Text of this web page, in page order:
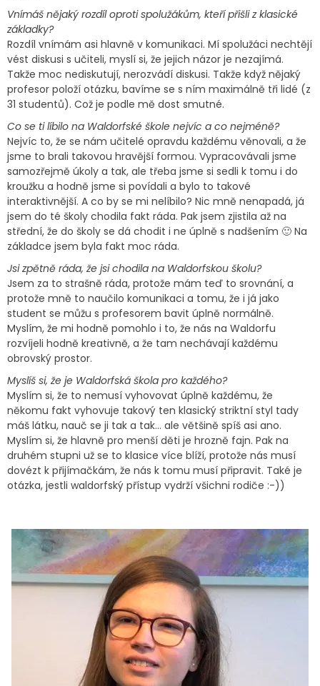
Vnímáš nějaký rozdíl oproti spolužákům, kteří přišli z klasické
základky?
Rozdíl vnímám asi hlavně v komunikaci. Mí spolužáci nechtějí
vést diskusi s učiteli, myslí si, že jejich názor je nezajímá.
Takže moc nediskutují, nerozvádí diskusi. Takže když nějaký
profesor položí otázku, bavíme se s ním maximálně tři lidé (z
31 studentů). Což je podle mě dost smutné.
Co se ti líbilo na Waldorfské škole nejvíc a co nejméně?
Nejvíc to, že se nám učitelé opravdu každému věnovali, a že
jsme to brali takovou hravější formou. Vypracovávali jsme
samozřejmě úkoly a tak, ale třeba jsme si sedli k tomu i do
kroužku a hodně jsme si povídali a bylo to takové
interaktivnější. A co by se mi nelíbilo? Nic mně nenapadá, já
jsem do té školy chodila fakt ráda. Pak jsem zjistila až na
střední, že do školy se dá chodit i ne úplně s nadšením 🙂 Na
základce jsem byla fakt moc ráda.
Jsi zpětně ráda, že jsi chodila na Waldorfskou školu?
Jsem za to strašně ráda, protože mám teď to srovnání, a
protože mně to naučilo komunikaci a tomu, že i já jako
student se můžu s profesorem bavit úplně normálně.
Myslím, že mi hodně pomohlo i to, že nás na Waldorfu
rozvíjeli hodně kreativně, a že tam nechávají každému
obrovský prostor.
Myslíš si, že je Waldorfská škola pro každého?
Myslím si, že to nemusí vyhovovat úplně každému, že
někomu fakt vyhovuje takový ten klasický striktní styl tady
máš látku, nauč se ji tak a tak… ale většině spíš asi ano.
Myslím si, že hlavně pro menší děti je hrozně fajn. Pak na
druhém stupni už se to klasice více blíží, protože nás musí
dovézt k přijímačkám, že nás k tomu musí připravit. Také je
otázka, jestli waldorfský přístup vydrží všichni rodiče :-))